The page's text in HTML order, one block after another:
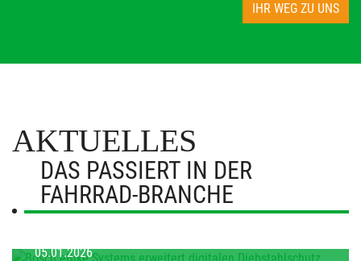
IHR WEG ZU UNS
AKTUELLES
DAS PASSIERT IN DER
FAHRRAD-BRANCHE
05.01.2026